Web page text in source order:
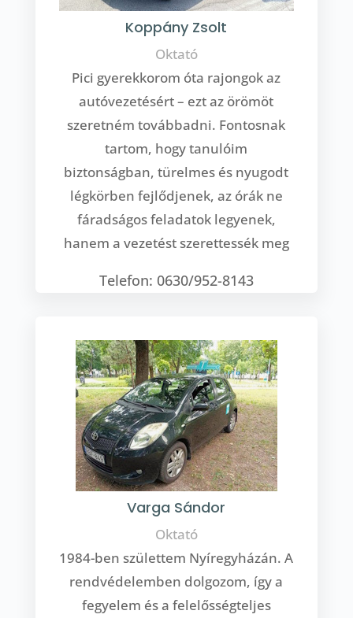
Koppány Zsolt
Oktató
Pici gyerekkorom óta rajongok az
autóvezetésért – ezt az örömöt
szeretném továbbadni. Fontosnak
tartom, hogy tanulóim
biztonságban, türelmes és nyugodt
légkörben fejlődjenek, az órák ne
fáradságos feladatok legyenek,
hanem a vezetést szerettessék meg
Telefon: 0630/952-8143
Varga Sándor
Oktató
1984-ben születtem Nyíregyházán. A
rendvédelemben dolgozom, így a
fegyelem és a felelősségteljes